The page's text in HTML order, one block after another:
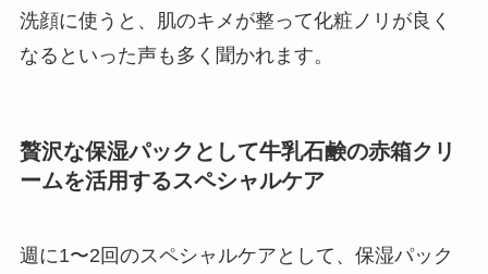
洗顔に使うと、肌のキメが整って化粧ノリが良く
なるといった声も多く聞かれます。
贅沢な保湿パックとして牛乳石鹸の赤箱クリ
ームを活用するスペシャルケア
週に1〜2回のスペシャルケアとして、保湿パック